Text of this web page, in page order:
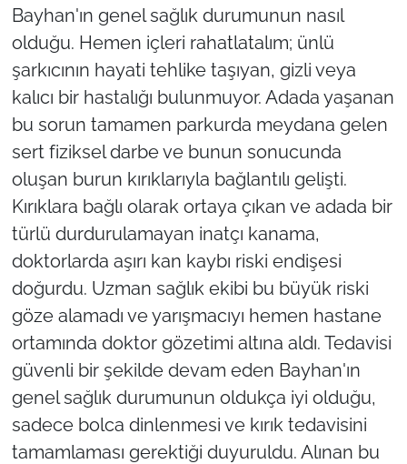
Bayhan'ın genel sağlık durumunun nasıl
olduğu. Hemen içleri rahatlatalım; ünlü
şarkıcının hayati tehlike taşıyan, gizli veya
kalıcı bir hastalığı bulunmuyor. Adada yaşanan
bu sorun tamamen parkurda meydana gelen
sert fiziksel darbe ve bunun sonucunda
oluşan burun kırıklarıyla bağlantılı gelişti.
Kırıklara bağlı olarak ortaya çıkan ve adada bir
türlü durdurulamayan inatçı kanama,
doktorlarda aşırı kan kaybı riski endişesi
doğurdu. Uzman sağlık ekibi bu büyük riski
göze alamadı ve yarışmacıyı hemen hastane
ortamında doktor gözetimi altına aldı. Tedavisi
güvenli bir şekilde devam eden Bayhan'ın
genel sağlık durumunun oldukça iyi olduğu,
sadece bolca dinlenmesi ve kırık tedavisini
tamamlaması gerektiği duyuruldu. Alınan bu